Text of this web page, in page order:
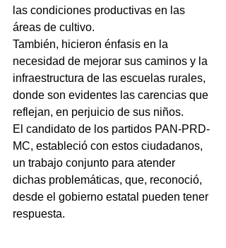
las condiciones productivas en las
áreas de cultivo.
También, hicieron énfasis en la
necesidad de mejorar sus caminos y la
infraestructura de las escuelas rurales,
donde son evidentes las carencias que
reflejan, en perjuicio de sus niños.
El candidato de los partidos PAN-PRD-
MC, estableció con estos ciudadanos,
un trabajo conjunto para atender
dichas problemáticas, que, reconoció,
desde el gobierno estatal pueden tener
respuesta.